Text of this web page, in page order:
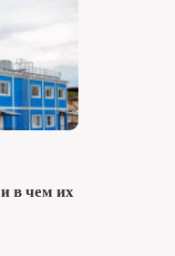
в чем их